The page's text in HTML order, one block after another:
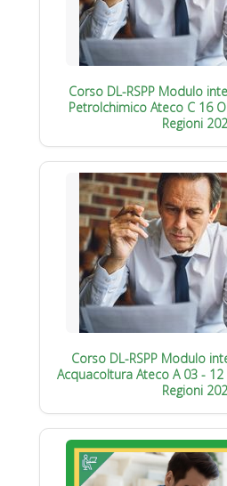
Corso DL-RSPP Modulo
Petrolchimico Ateco C 16
Regioni
Corso DL-RSPP Modulo
Acquacoltura Ateco A 03 -
Regioni